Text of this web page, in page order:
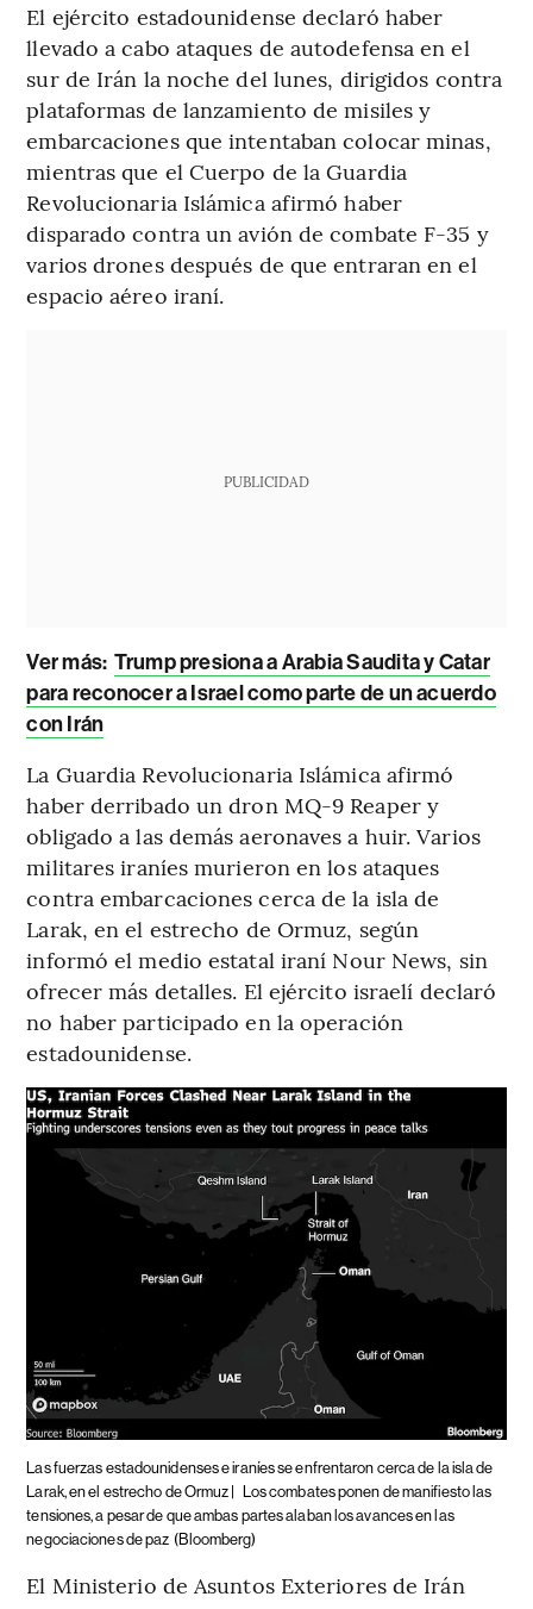
El ejército estadounidense declaró haber
llevado a cabo ataques de autodefensa en el
sur de Irán la noche del lunes, dirigidos contra
plataformas de lanzamiento de misiles y
embarcaciones que intentaban colocar minas,
mientras que el Cuerpo de la Guardia
Revolucionaria Islámica afirmó haber
disparado contra un avión de combate F-35 y
varios drones después de que entraran en el
espacio aéreo iraní.
PUBLICIDAD
Ver más: Trump presiona a Arabia Saudita y Catar
para reconocer a Israel como parte de un acuerdo
con Irán
La Guardia Revolucionaria Islámica afirmó
haber derribado un dron MQ-9 Reaper y
obligado a las demás aeronaves a huir. Varios
militares iraníes murieron en los ataques
contra embarcaciones cerca de la isla de
Larak, en el estrecho de Ormuz, según
informó el medio estatal iraní Nour News, sin
ofrecer más detalles. El ejército israelí declaró
no haber participado en la operación
estadounidense.
Las fuerzas estadounidenses e iraníes se enfrentaron cerca de la isla de
Larak, en el estrecho de Ormuz |
Los combates ponen de manifiesto las
tensiones, a pesar de que ambas partes alaban los avances en las
negociaciones de paz (Bloomberg)
El Ministerio de Asuntos Exteriores de Irán